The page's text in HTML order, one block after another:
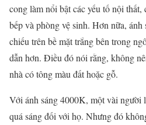
cong làm nổi bật các yếu tố nội thất,
bếp và phòng vệ sinh. Hơn nữa,
chiếu trên bề mặt trắng bên trong
dẫn hơn. Điều đó nói rằng, không
nhà có tông màu đất hoặc gỗ.
Với ánh sáng 4000K, một vài người
quá sáng đối với họ. Nhưng đó